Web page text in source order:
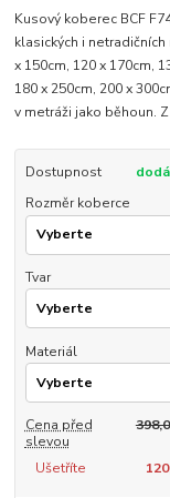
Kusový koberec BCF
klasických i netradičních
x 150cm, 120 x 170cm,
180 x 250cm, 200 x
v metráži jako běhoun.
Dostupnost
Rozměr koberce
Tvar
Materiál
Cena před
slevou
Ušetříte